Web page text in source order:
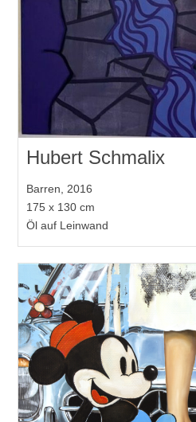
Hubert Schmalix
Barren, 2016
175 x 130 cm
Öl auf Leinwand